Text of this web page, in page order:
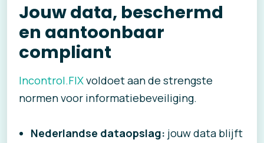
Jouw data, beschermd
en aantoonbaar
compliant
Incontrol.FIXvoldoet aan de strengste
normen voor informatiebeveiliging.
Nederlandse dataopslag: jouw data blijft